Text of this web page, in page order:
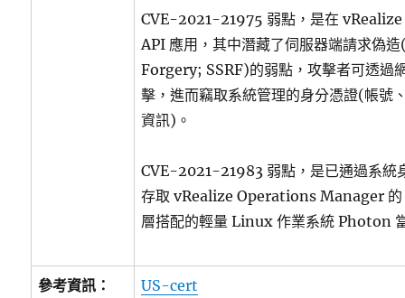
CVE-2021-21975 弱點，是在
API 應用，其中潛藏了伺服器端請求偽
Forgery; SSRF)的弱點，攻擊者可透過
擊，進而竊取系統管理的身分憑證(帳號
資訊)。
CVE-2021-21983 弱點，是已通過系統
存取 vRealize Operations Manager 的
層搭配的輕量 Linux 作業系統 Photon
參考資訊：
US-cert